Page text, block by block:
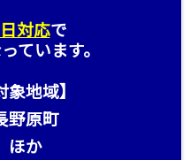
対応で
ています。
象地域】
野原町
ほか